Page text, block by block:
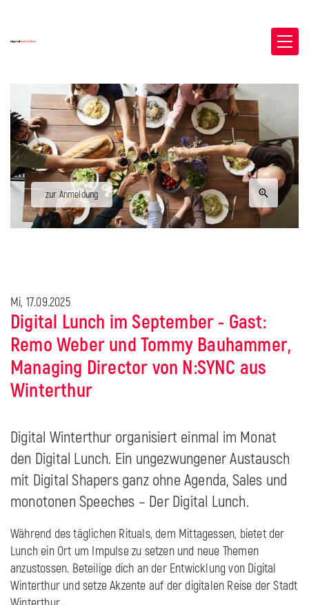
zur Anmeldung
Mi, 17.09.2025
Digital Lunch im September - Gast:
Remo Weber und Tommy Bauhammer,
Managing Director von N:SYNC aus
Winterthur
Digital Winterthur organisiert einmal im Monat
den Digital Lunch. Ein ungezwungener Austausch
mit Digital Shapers ganz ohne Agenda, Sales und
monotonen Speeches – Der Digital Lunch.
Während des täglichen Rituals, dem Mittagessen, bietet der
Lunch ein Ort um Impulse zu setzen und neue Themen
anzustossen. Beteilige dich an der Entwicklung von Digital
Winterthur und setze Akzente auf der digitalen Reise der Stadt